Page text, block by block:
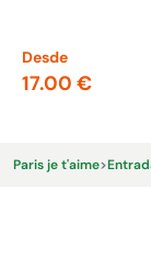
Desde
17.00 €
Paris je t'aime>